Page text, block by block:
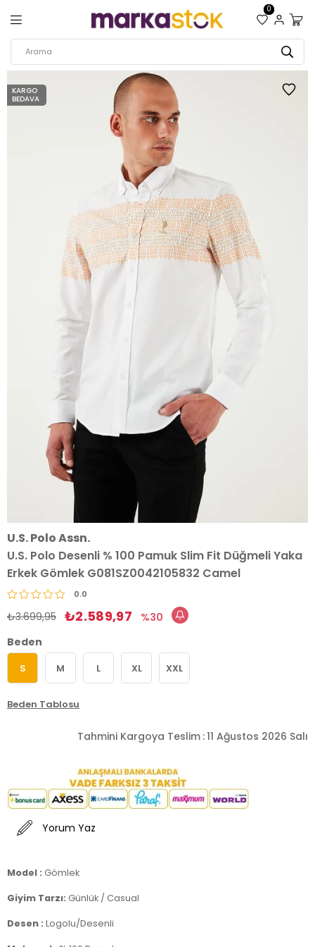
0
KARGO
BEDAVA
U.S. Polo Assn.
U.S. Polo Desenli % 100 Pamuk Slim Fit Düğmeli Yaka
Erkek Gömlek G081SZ0042105832 Camel
0.0
₺3.699,95 ₺2.589,97
30
Beden
S M L XL XXL
Beden Tablosu
Tahmini Kargoya Teslim :11 Ağustos 2026 Salı
Yorum Yaz
Model : Gömlek
Giyim Tarzı: Günlük / Casual
Desen : Logolu/Desenli